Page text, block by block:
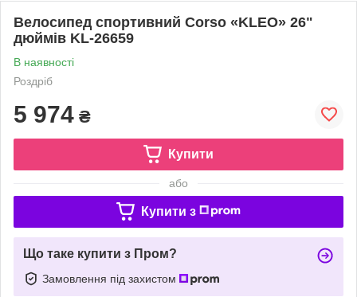
Велоcипед спортивний Corso «KLEO» 26"
дюймів KL-26659
В наявності
Роздріб
5 974 ₴
Купити
або
Купити з
Що таке купити з Пром?
Замовлення під захистом